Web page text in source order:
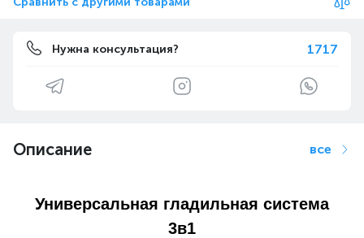
Нужна консультация? 1717
Описание все
Универсальная гладильная система
3в1